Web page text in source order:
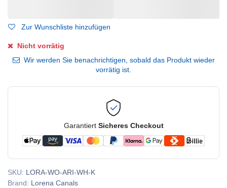
Zur Wunschliste hinzufügen
Nicht vorrätig
Wir werden Sie benachrichtigen, sobald das Produkt wieder
vorrätig ist.
Garantiert Sicheres Checkout
SKU: LORA-WO-ARI-WH-K
Brand: Lorena Canals